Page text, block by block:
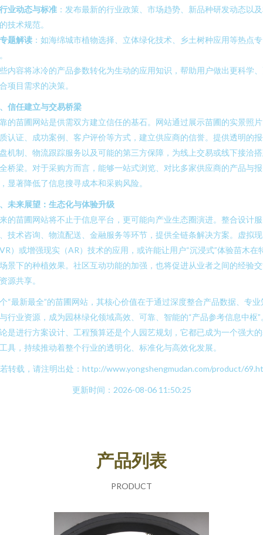
行业动态与标准 ：发布最新的行业政策、市场趋势、新品种研发动态以
技术规范。
专题解读 ：如海绵城市植物选择、立体绿化技术、乡土树种应用等热点专
内容将冰冷的产品参数转化为生动的应用知识，帮助用户做出更科学
项目需求的决策。
信任建立与交易桥梁
的苗圃网站是供需双方建立信任的基石。网站通过展示苗圃的实景照
认证、成功案例、客户评价等方式，建立供应商的信誉。提供透明的
机制、物流跟踪服务以及可能的第三方保障，为线上交易或线下接洽
桥梁。对于采购方而言，能够一站式浏览、对比多家供应商的产品与报
显著降低了信息搜寻成本和采购风险。
未来展望：生态化与体验升级
的苗圃网站将不止于信息平台，更可能向产业生态圈演进。整合设计服
技术咨询、物流配送、金融服务等环节，提供全链条解决方案。虚拟
）或增强现实（AR）技术的应用，或许能让用户“沉浸式”体验苗木在
景下的种植效果。社区互动功能的加强，也将促进从业者之间的经验
源共享。
“最新最全”的苗圃网站，其核心价值在于通过深度整合产品数据、专业
行业资源，成为园林绿化领域高效、可靠、智能的“产品参考信息中枢”
是进行方案设计、工程预算还是个人园艺规划，它都已成为一个强大
具，持续推动着整个行业的透明化、标准化与高效化发展。
转载，请注明出处：http://www.yongshengmudan.com/product/
更新时间：2026-08-06 11:50:25
产品列表
PRODUCT